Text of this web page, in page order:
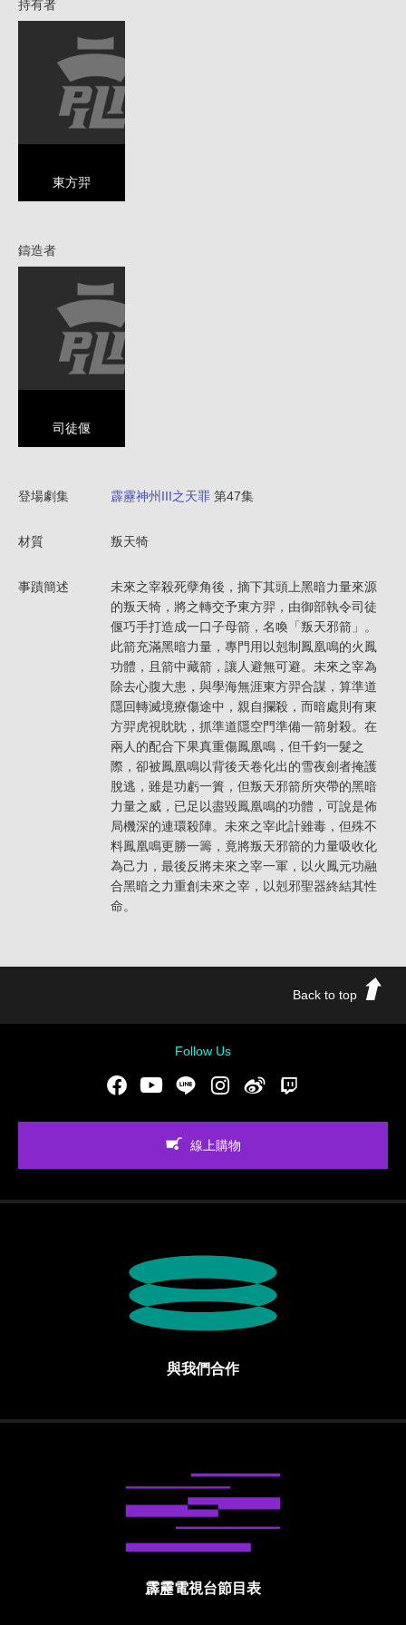
持有者
東方羿
鑄造者
司徒偃
登場劇集 霹靂神州III之天罪 第47集
材質 叛天犄
事蹟簡述
未來之宰殺死孽角後，摘下其頭上黑暗力量來源
的叛天犄，將之轉交予東方羿，由御部執令司徒
偃巧手打造成一口子母箭，名喚「叛天邪箭」。
此箭充滿黑暗力量，專門用以剋制鳳凰鳴的火鳳
功體，且箭中藏箭，讓人避無可避。未來之宰為
除去心腹大患，與學海無涯東方羿合謀，算準道
隱回轉滅境療傷途中，親自攔殺，而暗處則有東
方羿虎視眈眈，抓準道隱空門準備一箭射殺。在
兩人的配合下果真重傷鳳凰鳴，但千鈞一髮之
際，卻被鳳凰鳴以背後天卷化出的雪夜劍者掩護
脫逃，雖是功虧一簣，但叛天邪箭所夾帶的黑暗
力量之威，已足以盡毀鳳凰鳴的功體，可說是佈
局機深的連環殺陣。未來之宰此計雖毒，但殊不
料鳳凰鳴更勝一籌，竟將叛天邪箭的力量吸收化
為己力，最後反將未來之宰一軍，以火鳳元功融
合黑暗之力重創未來之宰，以剋邪聖器終結其性
命。
Back to top
Follow Us
FacebookYoutubeLINE Instgram新浪微博
線上購物
與我們合作
霹靂電視台節目表